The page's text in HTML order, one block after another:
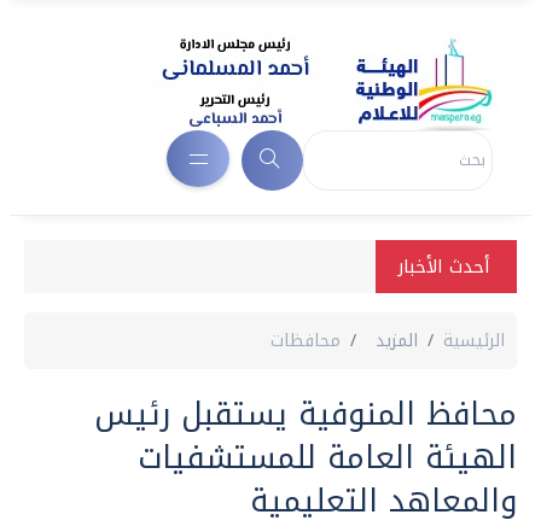
أحدث الأخبار
الرئيسية المزيد محافظات
محافظ المنوفية يستقبل رئيس
الهيئة العامة للمستشفيات
والمعاهد التعليمية